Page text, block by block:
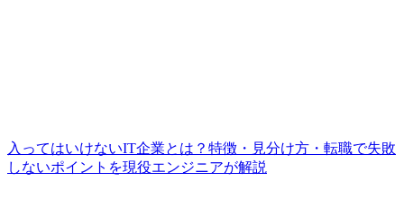
入ってはいけないIT企業とは？特徴・見分け方・転職で失敗
しないポイントを現役エンジニアが解説